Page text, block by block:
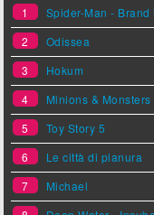
1
Spider-Man - Brand
2
Odissea
3
Hokum
4
Minions & Monsters
5
Toy Story 5
6
Le città di pianura
7
Michael